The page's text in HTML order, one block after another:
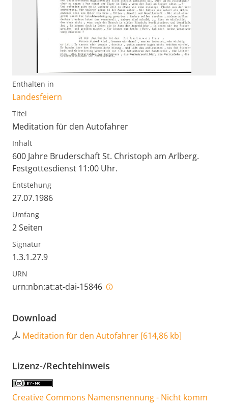
Enthalten in
Landesfeiern
Titel
Meditation für den Autofahrer
Inhalt
600 Jahre Bruderschaft St. Christoph am Arlberg.
Festgottesdienst 11:00 Uhr.
Entstehung
27.07.1986
Umfang
2 Seiten
Signatur
1.3.1.27.9
URN
urn:nbn:at:at-dai-15846
Download
Meditation für den Autofahrer [614,86 kb]
Lizenz-/Rechtehinweis
Creative Commons Namensnennung - Nicht komm